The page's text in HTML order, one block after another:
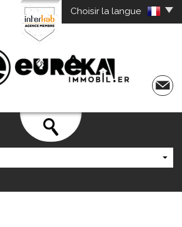
Choisir la langue